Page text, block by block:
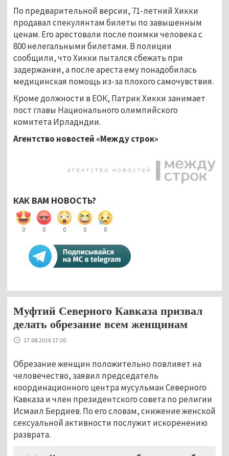
По предварительной версии, 71-летний Хикки
продавал спекулянтам билеты по завышенным
ценам. Его арестовали после поимки человека с
800 нелегальными билетами. В полиции
сообщили, что Хикки пытался сбежать при
задержании, а после ареста ему понадобилась
медицинская помощь из-за плохого самочувствия.
Кроме должности в ЕОК, Патрик Хикки занимает
пост главы Национального олимпийского
комитета Ирладндии.
Агентство новостей «Между строк»
КАК ВАМ НОВОСТЬ?
0 0 0 0 0
Муфтий Северного Кавказа призвал
делать обрезание всем женщинам
17.08.2016 17:20
Обрезание женщин положительно повлияет на
человечество, заявил председатель
координационного центра мусульман Северного
Кавказа и член президентского совета по религии
Исмаил Бердиев. По его словам, снижение женской
сексуальной активности послужит искоренению
разврата.